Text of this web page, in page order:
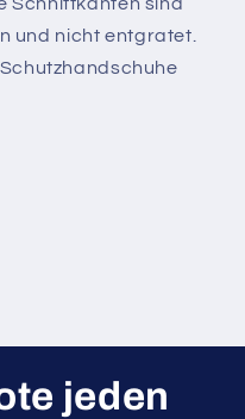
Schnittkanten sind
und nicht entgratet.
jeden